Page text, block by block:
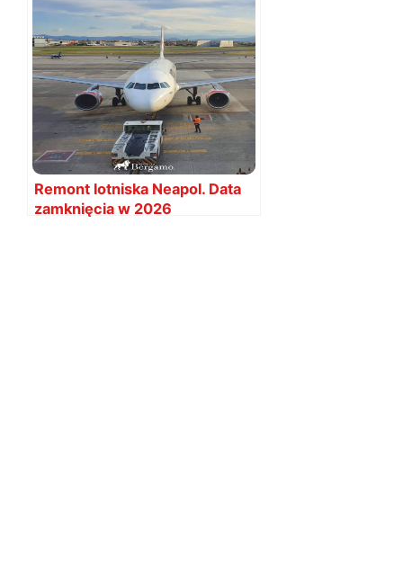
Remont lotniska Neapol. Data
zamknięcia w 2026